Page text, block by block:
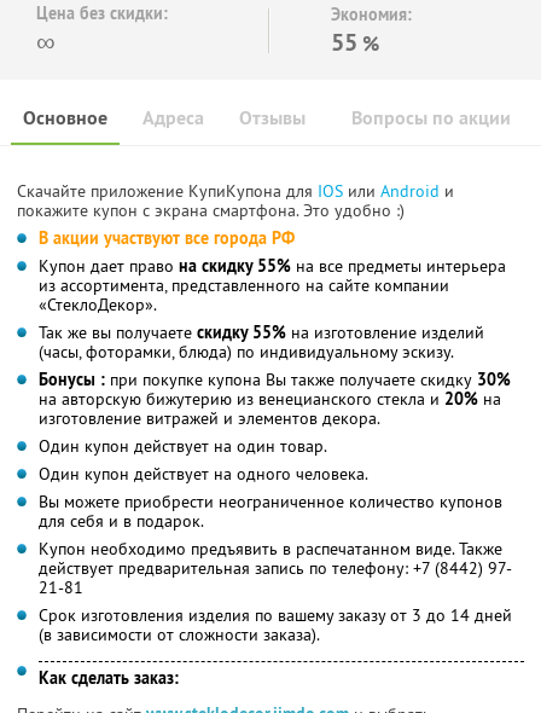
Цена без скидки:
∞
Экономия:
55 %
Основное Отзывы Вопросы по акции
Адреса
Скачайте приложение КупиКупона для IOS или Android и
покажите купон с экрана смартфона. Это удобно :)
В акции участвуют все города РФ
Купон дает право на скидку 55% на все предметы интерьера
из ассортимента, представленного на сайте компании
«СтеклоДекор».
Так же вы получаете скидку 55% на изготовление изделий
(часы, фоторамки, блюда) по индивидуальному эскизу.
Бонусы : при покупке купона Вы также получаете скидку 30%
на авторскую бижутерию из венецианского стекла и 20% на
изготовление витражей и элементов декора.
Один купон действует на один товар.
Один купон действует на одного человека.
Вы можете приобрести неограниченное количество купонов
для себя и в подарок.
Купон необходимо предъявить в распечатанном виде. Также
действует предварительная запись по телефону: +7 (8442) 97-
21-81
Срок изготовления изделия по вашему заказу от 3 до 14 дней
(в зависимости от сложности заказа).
Как сделать заказ: